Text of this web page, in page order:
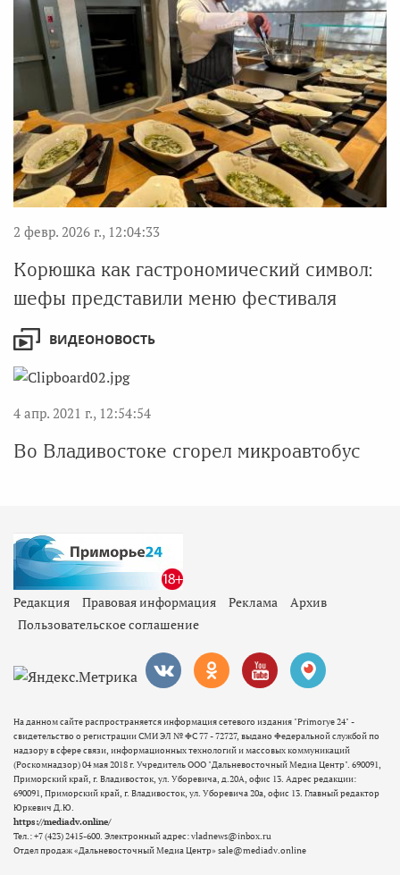
2 февр. 2026 г., 12:04:33
Корюшка как гастрономический символ:
шефы представили меню фестиваля
ВИДЕОНОВОСТЬ
4 апр. 2021 г., 12:54:54
Во Владивостоке сгорел микроавтобус
Редакция Правовая информация Реклама
Архив
Пользовательское соглашение
На данном сайте распространяется информация сетевого издания "Primorye 24" -
свидетельство о регистрации СМИ ЭЛ № ФС 77 - 72727, выдано Федеральной службой по
надзору в сфере связи, информационных технологий и массовых коммуникаций
(Роскомнадзор) 04 мая 2018 г. Учредитель ООО "Дальневосточный Медиа Центр". 690091,
Приморский край, г. Владивосток, ул. Уборевича, д.20А, офис 13. Адрес редакции:
690091, Приморский край, г. Владивосток, ул. Уборевича 20а, офис 13. Главный редактор
Юркевич Д.Ю.
https://mediadv.online/
Тел.: +7 (423) 2415-600. Электронный адрес: vladnews@inbox.ru
Отдел продаж «Дальневосточный Медиа Центр» sale@mediadv.online